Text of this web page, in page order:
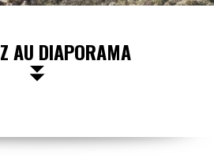
AU DIAPORAMA